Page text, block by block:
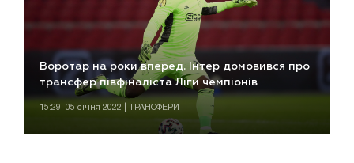
Воротар на роки вперед. Інтер домовився про
трансфер півфіналіста Ліги чемпіонів
15:29, 05 січня 2022 | ТРАНСФЕРИ